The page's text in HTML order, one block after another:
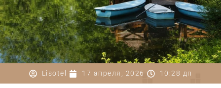
Lisotel 17 апреля, 2026 10:28 дп